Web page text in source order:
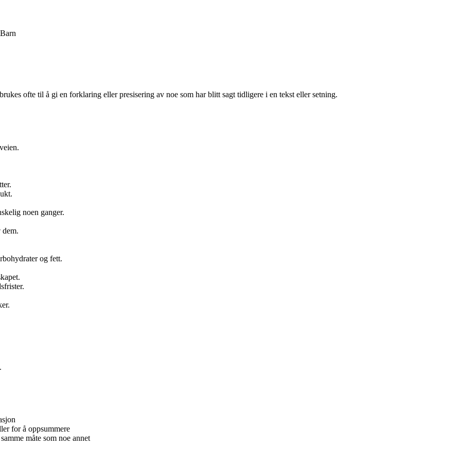
Barn
ofte til å gi en forklaring eller presisering av noe som har blitt sagt tidligere i en tekst eller setning.
noen ganger.
dem.
og fett.
for å oppsummere
måte som noe annet